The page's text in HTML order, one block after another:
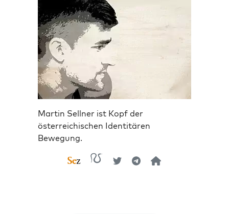
Martin Sellner ist Kopf der
österreichischen Identitären
Bewegung.